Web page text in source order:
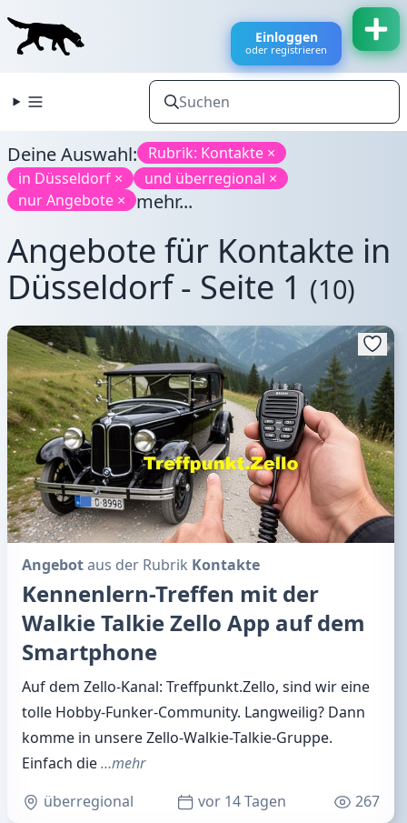
Einloggen
oder registrieren
Deine Auswahl:
Rubrik: Kontakte ×
in Düsseldorf ×
und überregional ×
nur Angebote ×
mehr...
Angebote für Kontakte in
Düsseldorf - Seite 1 (10)
Angebotaus der Rubrik Kontakte
Kennenlern-Treffen mit der
Walkie Talkie Zello App auf dem
Smartphone
Auf dem Zello-Kanal: Treffpunkt.Zello, sind wir eine
tolle Hobby-Funker-Community. Langweilig? Dann
komme in unsere Zello-Walkie-Talkie-Gruppe.
Einfach die…mehr
überregional
vor 14 Tagen 267